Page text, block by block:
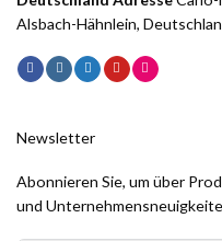
Alsbach-Hähnlein,
Newsletter
Abonnieren Sie, um über
und